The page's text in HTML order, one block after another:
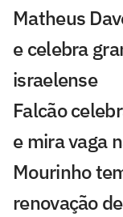
Matheus
e celebra
israelense
Falcão
e mira vaga
Mourinho
renovação